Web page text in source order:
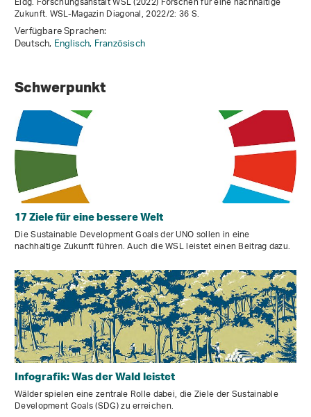
Zukunft. WSL-Magazin Diagonal, 2022/2: 36 S.
Verfügbare Sprachen:
Deutsch, Englisch, Französisch
Schwerpunkt
17 Ziele für eine bessere Welt
Die Sustainable Development Goals der UNO sollen in eine
nachhaltige Zukunft führen. Auch die WSL leistet einen Beitrag dazu.
Infografik: Was der Wald leistet
Wälder spielen eine zentrale Rolle dabei, die Ziele der Sustainable
Development Goals (SDG) zu erreichen.